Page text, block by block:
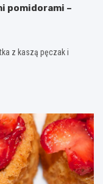
pomidorami –
z kaszą pęczak i